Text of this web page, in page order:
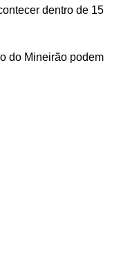
dentro de 15
do Mineirão podem